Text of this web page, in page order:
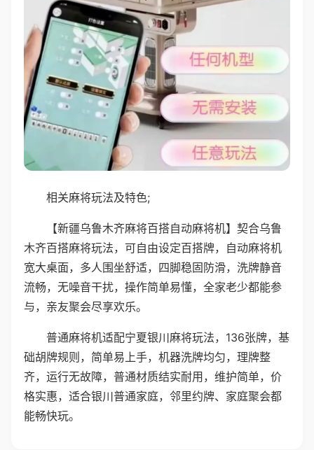
相关麻将玩法及特色;
【新疆乌鲁木齐麻将百搭自动麻将机】契合乌鲁
木齐百搭麻将玩法，可自由设定百搭牌，自动麻将机
宽大桌面，多人围坐舒适，四脚稳固防滑，洗牌静音
流畅，无噪音干扰，操作简单易懂，全家老少都能参
与，亲友聚会尽享欢乐。
普通麻将机适配宁夏银川麻将玩法，136张牌，基
础胡牌规则，简单易上手，机器洗牌均匀，理牌整
齐，运行无故障，普通材质结实耐用，维护简单，价
格实惠，适合银川普通家庭，邻里约牌、家庭聚会都
能畅快玩。